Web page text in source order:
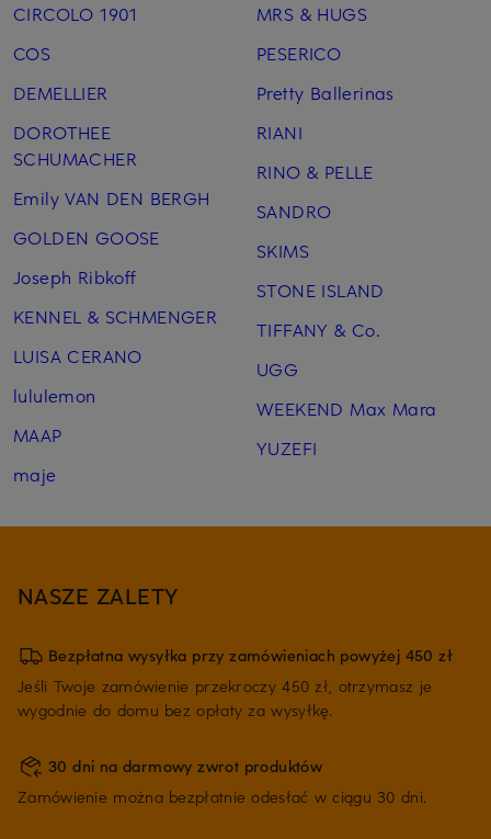
CIRCOLO 1901
COS
DEMELLIER
DOROTHEE
SCHUMACHER
Emily VAN DEN BERGH
GOLDEN GOOSE
Joseph Ribkoff
KENNEL & SCHMENGER
LUISA CERANO
lululemon
MAAP
maje
MRS & HUGS
PESERICO
Pretty Ballerinas
RIANI
RINO & PELLE
SANDRO
SKIMS
STONE ISLAND
TIFFANY & Co.
UGG
WEEKEND Max Mara
YUZEFI
NASZE ZALETY
Bezpłatna wysyłka przy zamówieniach powyżej 450 zł
Jeśli Twoje zamówienie przekroczy 450 zł, otrzymasz je
wygodnie do domu bez opłaty za wysyłkę.
30 dni na darmowy zwrot produktów
Zamówienie można bezpłatnie odesłać w ciągu 30 dni.